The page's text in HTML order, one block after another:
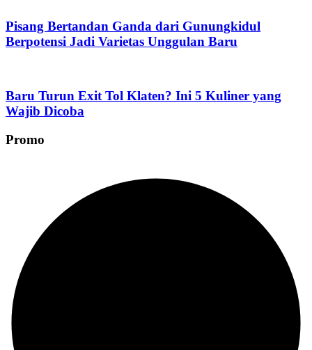
Pisang Bertandan Ganda dari Gunungkidul
Berpotensi Jadi Varietas Unggulan Baru
Baru Turun Exit Tol Klaten? Ini 5 Kuliner yang
Wajib Dicoba
Promo